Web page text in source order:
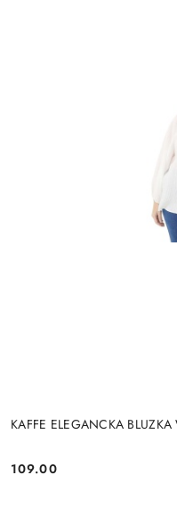
KAFFE ELEGANCKA
Cena:
109.00